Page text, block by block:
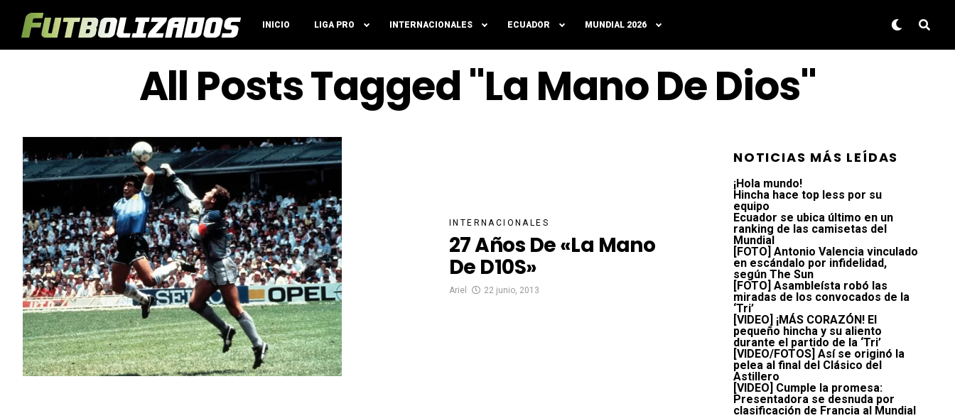
INICIO LIGA PRO INTERNACIONALES ECUADOR MUNDIAL 2026
All Posts Tagged "La Mano De Dios"
INTERNACIONALES
27 Años De «La Mano
De D10S»
Ariel 22 junio, 2013
NOTICIAS MÁS LEÍDAS
¡Hola mundo!
Hincha hace top less por su
equipo
Ecuador se ubica último en un
ranking de las camisetas del
Mundial
[FOTO] Antonio Valencia vinculado
en escándalo por infidelidad,
según The Sun
[FOTO] Asambleísta robó las
miradas de los convocados de la
‘Tri’
[VIDEO] ¡MÁS CORAZÓN! El
pequeño hincha y su aliento
durante el partido de la ‘Tri’
[VIDEO/FOTOS] Así se originó la
pelea al final del Clásico del
Astillero
[VIDEO] Cumple la promesa:
Presentadora se desnuda por
clasificación de Francia al Mundial